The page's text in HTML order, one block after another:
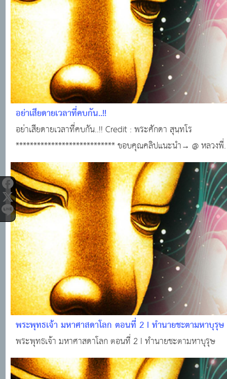
อย่าเสียดายเวลาที่คบกัน..!!
อย่าเสียดายเวลาที่คบกัน..!! Credit : พระศักดา สุนฺทโร
**************************** ขอบคุณคลิปแนะนำ→ @ หลวงพี่.
พระพุทธเจ้า มหาศาสดาโลก ตอนที่ 2 I ทำนายชะตามหาบุรุษ
พระพุทธเจ้า มหาศาสดาโลก ตอนที่ 2 I ทำนายชะตามหาบุรุษ